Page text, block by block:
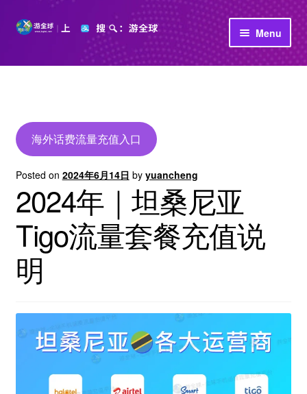
Skip
Skip
Menu
首页
公司介绍
海外话费流量充值入口
Posted on 2024年6月14日 by yuancheng
2024年｜坦桑尼亚
Tigo流量套餐充值说
明